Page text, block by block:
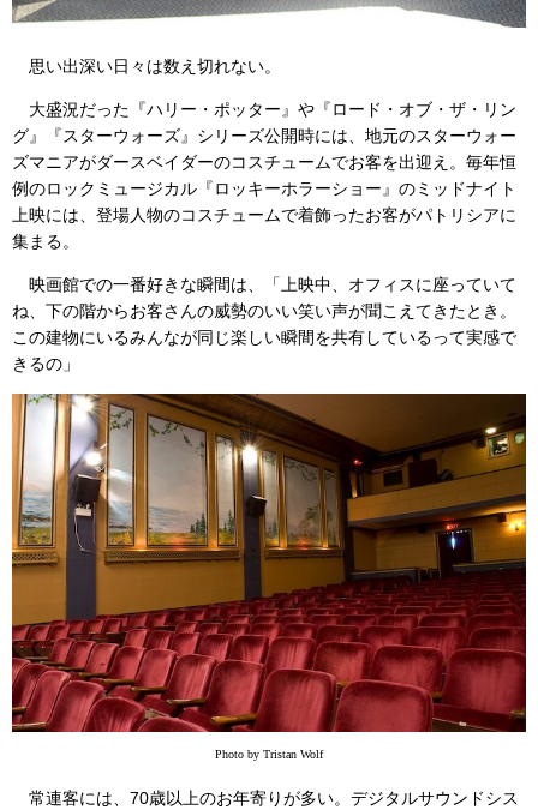
思い出深い日々は数え切れない。
大盛況だった『ハリー・ポッター』や『ロード・オブ・ザ・リン
グ』『スターウォーズ』シリーズ公開時には、地元のスターウォー
ズマニアがダースベイダーのコスチュームでお客を出迎え。毎年恒
例のロックミュージカル『ロッキーホラーショー』のミッドナイト
上映には、登場人物のコスチュームで着飾ったお客がパトリシアに
集まる。
映画館での一番好きな瞬間は、「上映中、オフィスに座っていて
ね、下の階からお客さんの威勢のいい笑い声が聞こえてきたとき。
この建物にいるみんなが同じ楽しい瞬間を共有しているって実感で
きるの」
Photo by Tristan Wolf
常連客には、70歳以上のお年寄りが多い。デジタルサウンドシス